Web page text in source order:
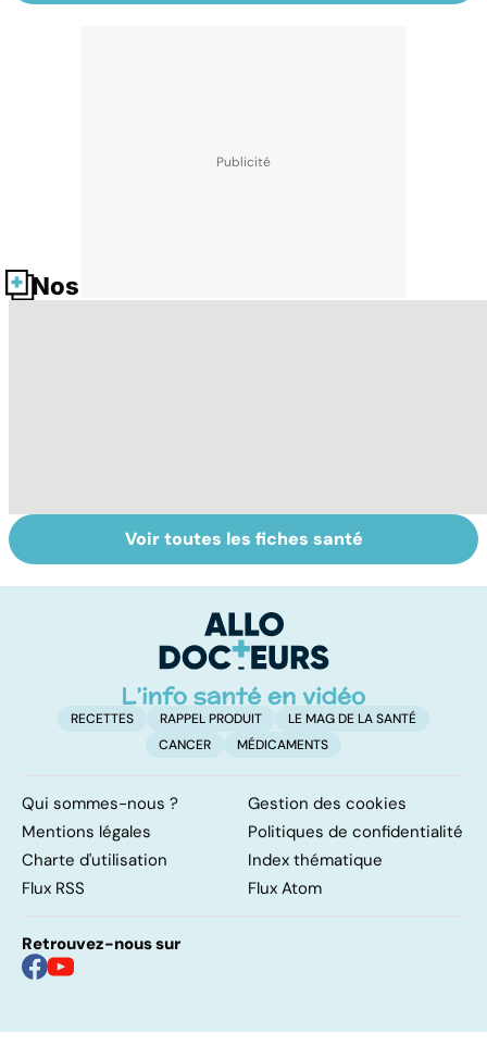
Nos fiches santé
Le TDAH, un
trouble de
hyperactivité
Accident
vasculaire
également
touché
Voir toutes les fiches santé
RECETTES RAPPEL PRODUIT
LE MAG DE LA SANTÉ
CANCER
MÉDICAMENTS
Qui sommes-nous ?
Gestion des cookies
Mentions légales
Politiques de confidentialité
Charte d'utilisation
Index thématique
Flux RSS
Flux Atom
Retrouvez-nous sur